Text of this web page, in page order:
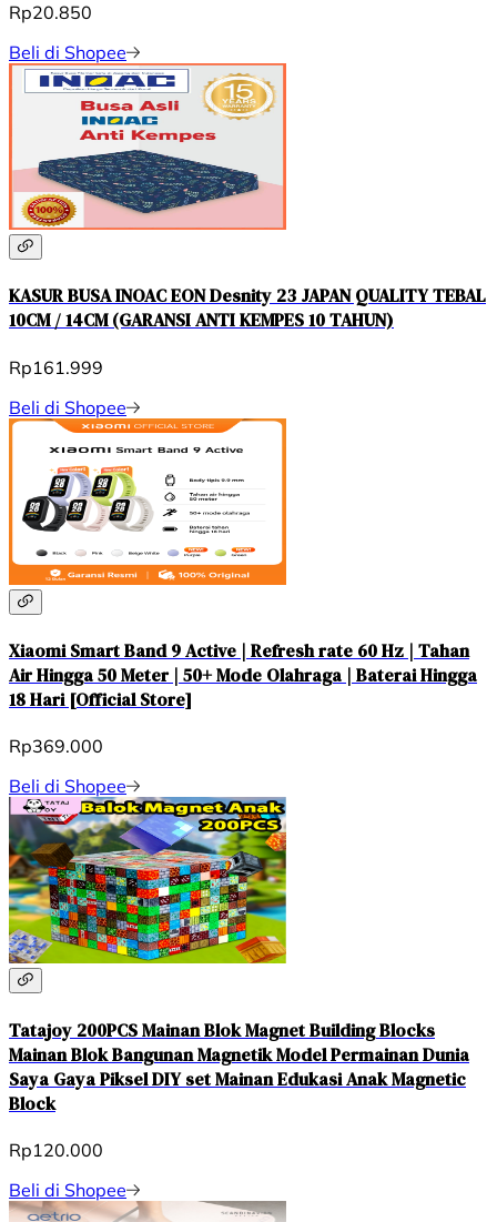
Rp20.850
Beli di Shopee
KASUR BUSA INOAC EON Desnity 23 JAPAN QUALITY TEBAL
10CM / 14CM (GARANSI ANTI KEMPES 10 TAHUN)
Rp161.999
Beli di Shopee
Xiaomi Smart Band 9 Active | Refresh rate 60 Hz | Tahan
Air Hingga 50 Meter | 50+ Mode Olahraga | Baterai Hingga
18 Hari [Official Store]
Rp369.000
Beli di Shopee
Tatajoy 200PCS Mainan Blok Magnet Building Blocks
Mainan Blok Bangunan Magnetik Model Permainan Dunia
Saya Gaya Piksel DIY set Mainan Edukasi Anak Magnetic
Block
Rp120.000
Beli di Shopee